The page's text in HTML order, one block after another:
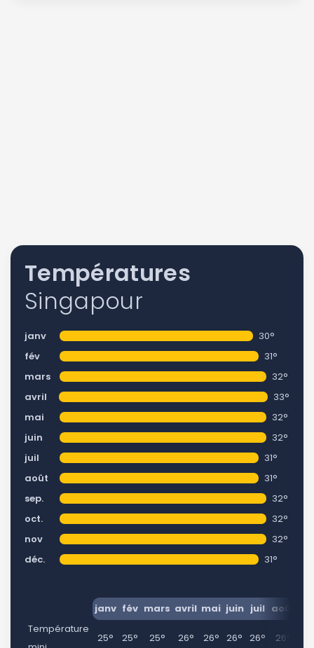
Températures
Singapour
janv
30°
fév
31°
mars
32°
avril
33°
mai
32°
juin
32°
juil
31°
août
31°
sep.
32°
oct.
32°
nov
32°
déc.
31°
janv fév mars avril mai juin juil août
Température
25° 25° 25° 26° 26° 26° 26° 26°